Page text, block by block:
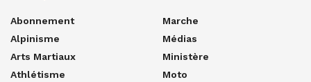
Abonnement
Alpinisme
Arts Martiaux
Athlétisme
Marche
Médias
Ministère
Moto